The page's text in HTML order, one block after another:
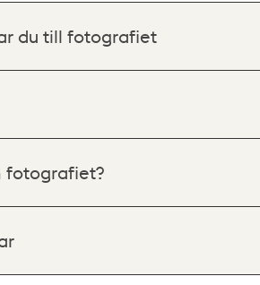
du till fotografiet
fotografiet?